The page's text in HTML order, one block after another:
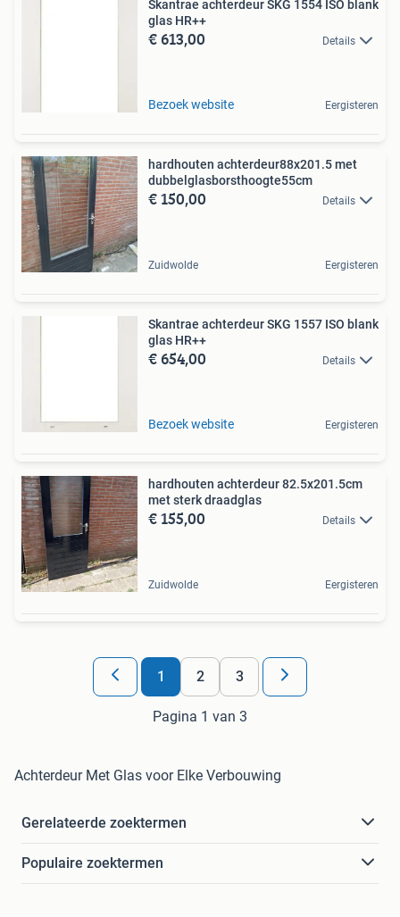
Skantrae achterdeur SKG 1554 ISO blank
glas HR++
€ 613,00 Details
Bezoek website Eergisteren
hardhouten achterdeur88x201.5 met
dubbelglasborsthoogte55cm
€ 150,00 Details
Zuidwolde Eergisteren
Skantrae achterdeur SKG 1557 ISO blank
glas HR++
€ 654,00 Details
Bezoek website Eergisteren
hardhouten achterdeur 82.5x201.5cm
met sterk draadglas
€ 155,00 Details
Zuidwolde Eergisteren
1 2 3
Pagina 1 van 3
Achterdeur Met Glas voor Elke Verbouwing
Gerelateerde zoektermen
Populaire zoektermen